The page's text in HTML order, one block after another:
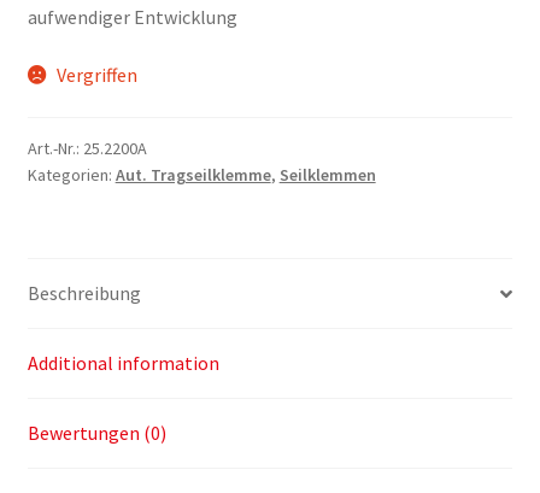
aufwendiger Entwicklung
Vergriffen
Art.-Nr.: 25.2200A
Kategorien: Aut. Tragseilklemme, Seilklemmen
Beschreibung
Additional information
Bewertungen (0)